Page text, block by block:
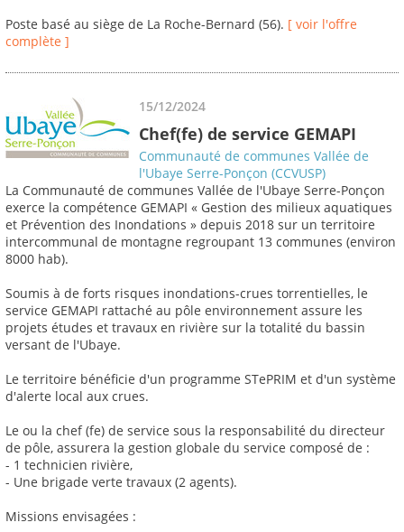
Poste basé au siège de La Roche-Bernard (56). [ voir l'offre
complète ]
15/12/2024
Chef(fe) de service GEMAPI
Communauté de communes Vallée de
l'Ubaye Serre-Ponçon (CCVUSP)
La Communauté de communes Vallée de l'Ubaye Serre-Ponçon
exerce la compétence GEMAPI « Gestion des milieux aquatiques
et Prévention des Inondations » depuis 2018 sur un territoire
intercommunal de montagne regroupant 13 communes (environ
8000 hab).
Soumis à de forts risques inondations-crues torrentielles, le
service GEMAPI rattaché au pôle environnement assure les
projets études et travaux en rivière sur la totalité du bassin
versant de l'Ubaye.
Le territoire bénéficie d'un programme STePRIM et d'un système
d'alerte local aux crues.
Le ou la chef (fe) de service sous la responsabilité du directeur
de pôle, assurera la gestion globale du service composé de :
- 1 technicien rivière,
- Une brigade verte travaux (2 agents).
Missions envisagées :